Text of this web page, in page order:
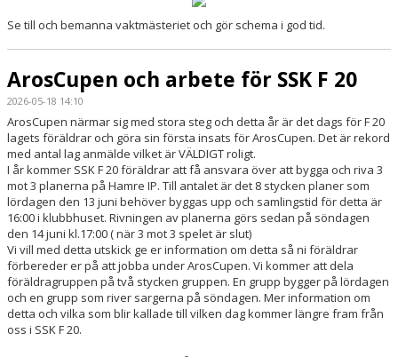
Se till och bemanna vaktmästeriet och gör schema i god tid.
ArosCupen och arbete för SSK F 20
2026-05-18 14:10
ArosCupen närmar sig med stora steg och detta år är det dags för F 20
lagets föräldrar och göra sin första insats för ArosCupen. Det är rekord
med antal lag anmälde vilket är VÄLDIGT roligt.
I år kommer SSK F 20 föräldrar att få ansvara över att bygga och riva 3
mot 3 planerna på Hamre IP. Till antalet är det 8 stycken planer som
lördagen den 13 juni behöver byggas upp och samlingstid för detta är
16:00 i klubbhuset. Rivningen av planerna görs sedan på söndagen
den 14 juni kl.17:00 ( när 3 mot 3 spelet är slut)
Vi vill med detta utskick ge er information om detta så ni föräldrar
förbereder er på att jobba under ArosCupen. Vi kommer att dela
föräldragruppen på två stycken gruppen. En grupp bygger på lördagen
och en grupp som river sargerna på söndagen. Mer information om
detta och vilka som blir kallade till vilken dag kommer längre fram från
oss i SSK F 20.